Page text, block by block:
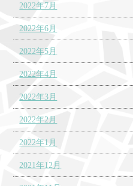
2022年7月
2022年6月
2022年5月
2022年4月
2022年3月
2022年2月
2022年1月
2021年12月